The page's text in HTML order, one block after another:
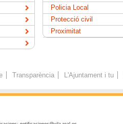
Policia Local
Protecció civil
Proximitat
Transparència L'Ajuntament i tu